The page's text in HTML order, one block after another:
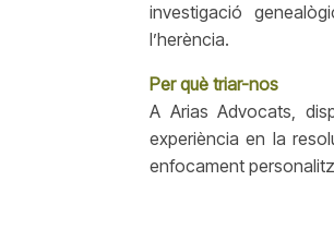
investigació
l’herència.
Per què triar-nos
A Arias Advocats,
experiència en la
enfocament